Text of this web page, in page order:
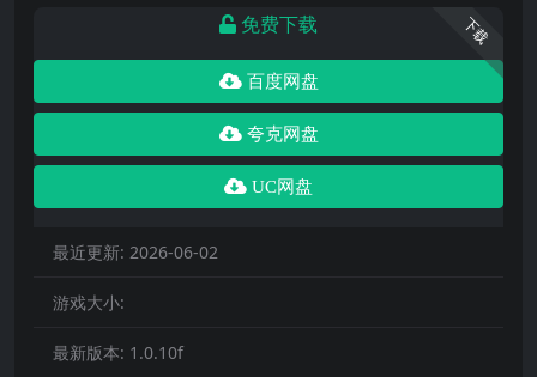
下载
免费下载
百度网盘
夸克网盘
UC网盘
最近更新: 2026-06-02
游戏大小:
最新版本: 1.0.10f